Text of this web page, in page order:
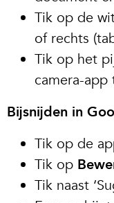
Tik op de
of rechts
Tik op het
camera-app
Bijsnijden in
Tik op de
Tik op
Tik naast